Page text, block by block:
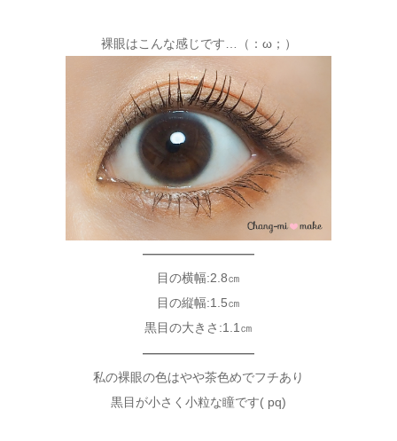
裸眼はこんな感じです…（：ω；）
—————————
目の横幅:2.8㎝
目の縦幅:1.5㎝
黒目の大きさ:1.1㎝
—————————
私の裸眼の色はやや茶色めでフチあり
黒目が小さく小粒な瞳です( pq)